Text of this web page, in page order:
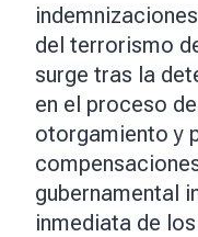
del terrorismo
surge tras la
en el proceso
otorgamiento y
gubernamental
inmediata de